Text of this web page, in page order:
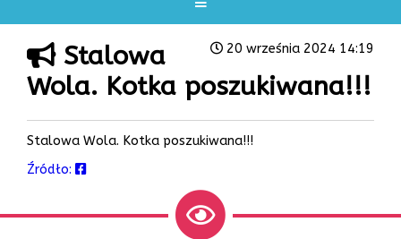
20 września 2024 14:19
Stalowa
Wola. Kotka poszukiwana!!!
Stalowa Wola. Kotka poszukiwana!!!
Źródło: